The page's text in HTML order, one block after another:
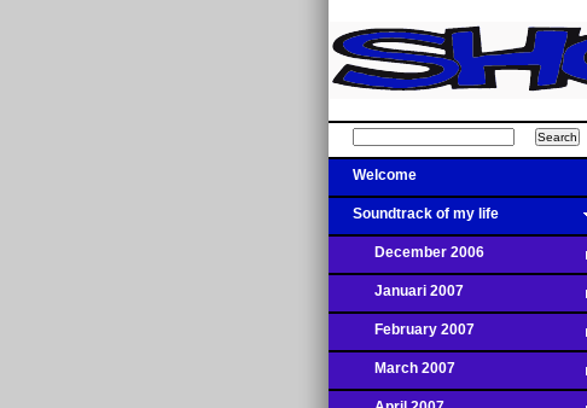
Welcome
Soundtrack of my life
December 2006
Januari 2007
February 2007
March 2007